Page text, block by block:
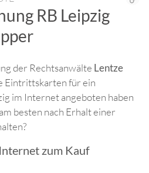
RB Leipzig
der Rechtsanwälte Lentze
Eintrittskarten für ein
im Internet angeboten haben
besten nach Erhalt einer
zum Kauf